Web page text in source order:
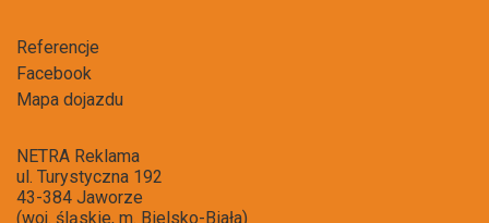
Referencje
Facebook
Mapa dojazdu
NETRA Reklama
ul. Turystyczna 192
43-384 Jaworze
(woj. śląskie, m. Bielsko-Biała)